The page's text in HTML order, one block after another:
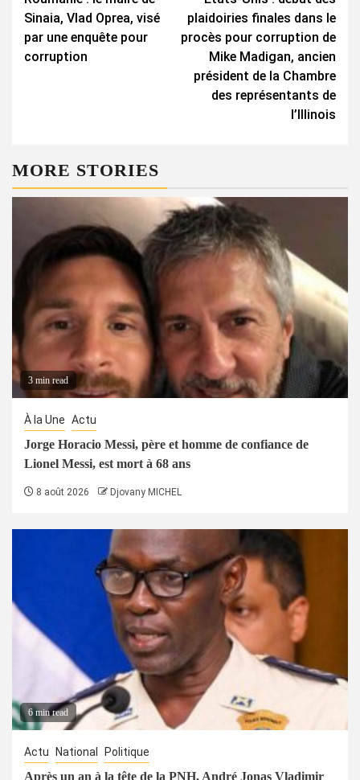
Reading
Sinaia, Vlad Oprea, visé
par une enquête pour
corruption
plaidoiries finales dans le
procès pour corruption de
Mike Madigan, ancien
président de la Chambre
des représentants de
l’Illinois
MORE STORIES
3 min read
À la Une Actu
Jorge Horacio Messi, père et homme de confiance de
Lionel Messi, est mort à 68 ans
8 août 2026 Djovany MICHEL
6 min read
Actu National Politique
Après un an à la tête de la PNH, André Jonas Vladimir